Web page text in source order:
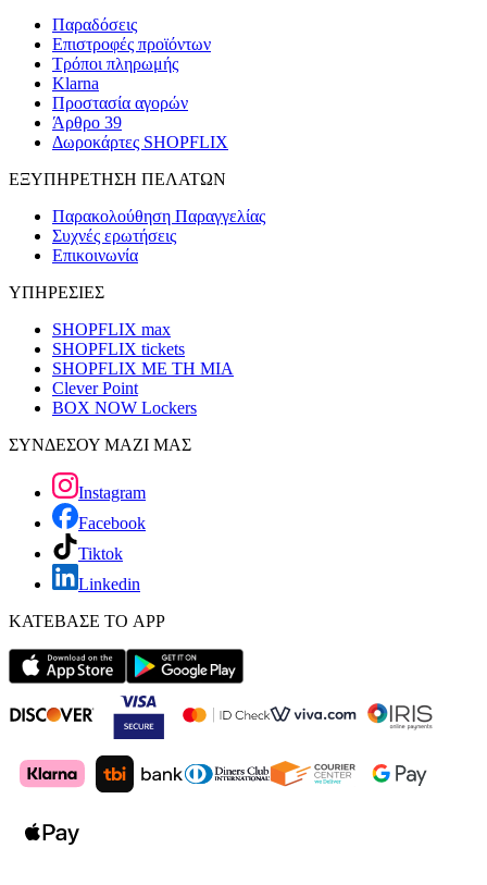
Παραδόσεις
Επιστροφές προϊόντων
Τρόποι πληρωμής
Klarna
Προστασία αγορών
Άρθρο 39
Δωροκάρτες SHOPFLIX
ΕΞΥΠΗΡΕΤΗΣΗ ΠΕΛΑΤΩΝ
Παρακολούθηση Παραγγελίας
Συχνές ερωτήσεις
Επικοινωνία
ΥΠΗΡΕΣΙΕΣ
SHOPFLIX max
SHOPFLIX tickets
SHOPFLIX ΜΕ ΤΗ ΜΙΑ
Clever Point
BOX NOW Lockers
ΣΥΝΔΕΣΟΥ ΜΑΖΙ ΜΑΣ
Instagram
Facebook
Tiktok
Linkedin
ΚΑΤΕΒΑΣΕ ΤΟ APP